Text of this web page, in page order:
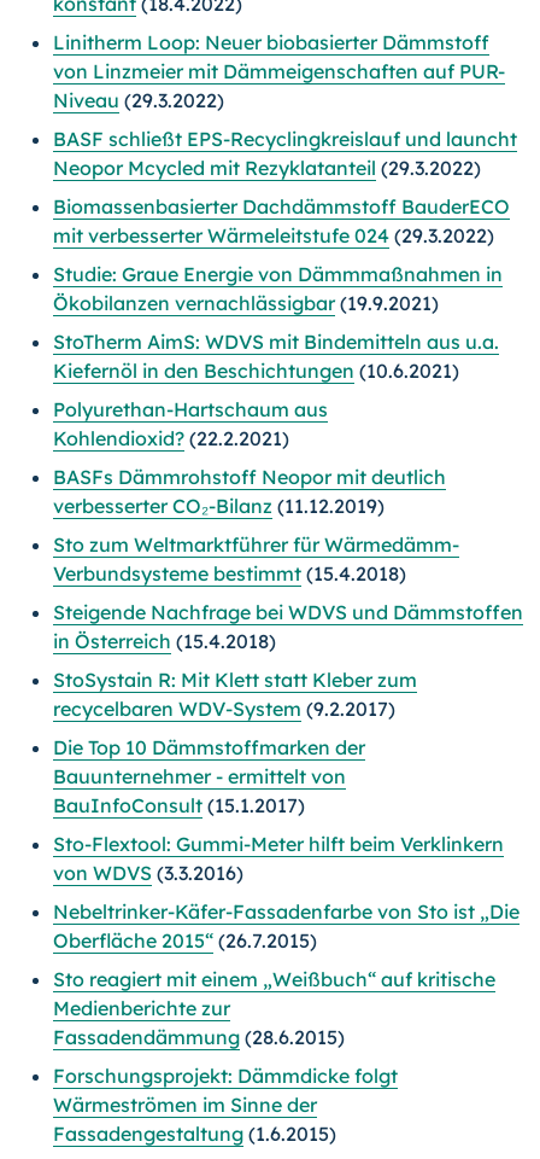
Linitherm Loop: Neuer biobasierter Dämmstoff
von Linzmeier mit Dämmeigenschaften auf PUR-
Niveau (29.3.2022)
BASF schließt EPS-Recyclingkreislauf und launcht
Neopor Mcycled mit Rezyklatanteil (29.3.2022)
Biomassenbasierter Dachdämmstoff BauderECO
mit verbesserter Wärmeleitstufe 024 (29.3.2022)
Studie: Graue Energie von Dämmmaßnahmen in
Ökobilanzen vernachlässigbar(19.9.2021)
StoTherm AimS: WDVS mit Bindemitteln aus u.a.
Kiefernöl in den Beschichtungen (10.6.2021)
Polyurethan-Hartschaum aus
Kohlendioxid? (22.2.2021)
BASFs Dämmrohstoff Neopor mit deutlich
verbesserter CO₂-Bilanz (11.12.2019)
Sto zum Weltmarktführer für Wärmedämm-
Verbundsysteme bestimmt (15.4.2018)
Steigende Nachfrage bei WDVS und Dämmstoffen
in Österreich (15.4.2018)
StoSystain R: Mit Klett statt Kleber zum
recycelbaren WDV-System (9.2.2017)
Die Top 10 Dämmstoffmarken der
Bauunternehmer - ermittelt von
BauInfoConsult (15.1.2017)
Sto-Flextool: Gummi-Meter hilft beim Verklinkern
von WDVS (3.3.2016)
Nebeltrinker-Käfer-Fassadenfarbe von Sto ist „Die
Oberfläche 2015“ (26.7.2015)
Sto reagiert mit einem „Weißbuch“ auf kritische
Medienberichte zur
Fassadendämmung (28.6.2015)
Forschungsprojekt: Dämmdicke folgt
Wärmeströmen im Sinne der
Fassadengestaltung (1.6.2015)